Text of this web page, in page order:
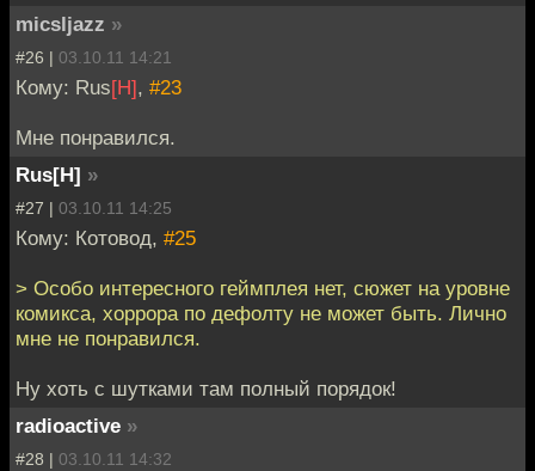
micsljazz »
#26 | 03.10.11 14:21
Кому: Rus[H], #23
Мне понравился.
Rus[H] »
#27 | 03.10.11 14:25
Кому: Котовод, #25
> Особо интересного геймплея нет, сюжет на уровне
комикса, хоррора по дефолту не может быть. Лично
мне не понравился.
Ну хоть с шутками там полный порядок!
radioactive »
#28 | 03.10.11 14:32